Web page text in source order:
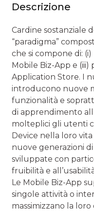
Descrizione
Cardine sostanziale
“paradigma”
che si compone di:
Mobile Biz-App e
Application Store. I
introducono nuove
funzionalità e
di apprendimento
molteplici gli utenti
Device nella loro
nuove generazioni
sviluppate con
fruibilità e
Le Mobile Biz-App
singole attività o
massimizzano la